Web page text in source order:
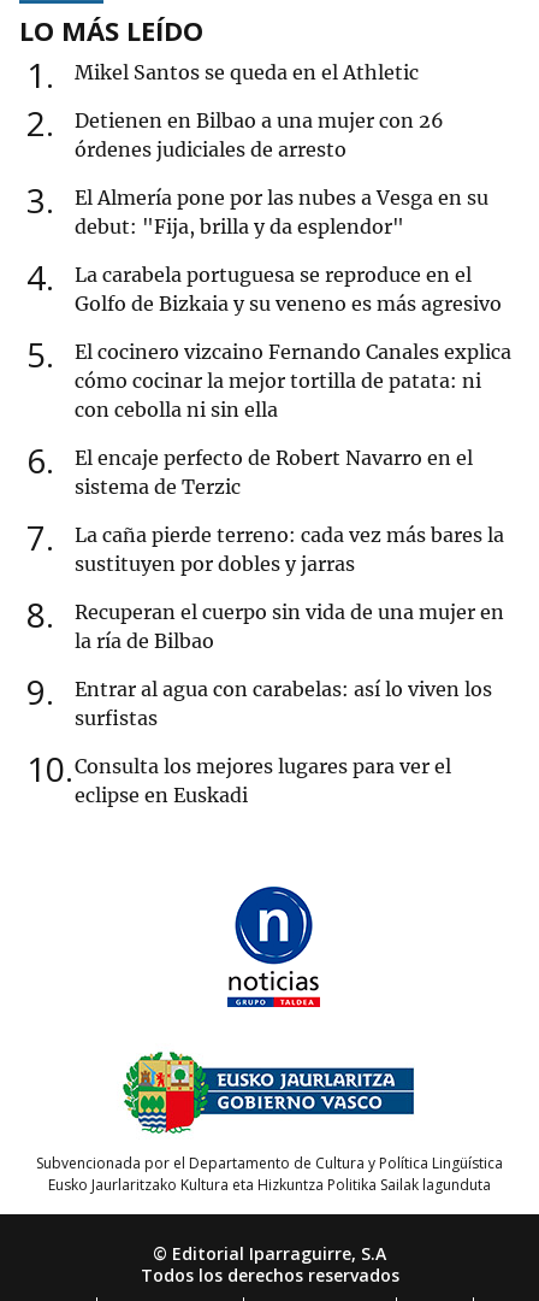
LO MÁS LEÍDO
1 Mikel Santos se queda en el Athletic
2
Detienen en Bilbao a una mujer con 26
órdenes judiciales de arresto
3
El Almería pone por las nubes a Vesga en su
debut: "Fija, brilla y da esplendor"
4
La carabela portuguesa se reproduce en el
Golfo de Bizkaia y su veneno es más agresivo
5
El cocinero vizcaino Fernando Canales explica
cómo cocinar la mejor tortilla de patata: ni
con cebolla ni sin ella
6
El encaje perfecto de Robert Navarro en el
sistema de Terzic
7
La caña pierde terreno: cada vez más bares la
sustituyen por dobles y jarras
8
Recuperan el cuerpo sin vida de una mujer en
la ría de Bilbao
9
Entrar al agua con carabelas: así lo viven los
surfistas
10 Consulta los mejores lugares para ver el
eclipse en Euskadi
Subvencionada por el Departamento de Cultura y Política Lingüística
Eusko Jaurlaritzako Kultura eta Hizkuntza Politika Sailak lagunduta
© Editorial Iparraguirre, S.A
Todos los derechos reservados